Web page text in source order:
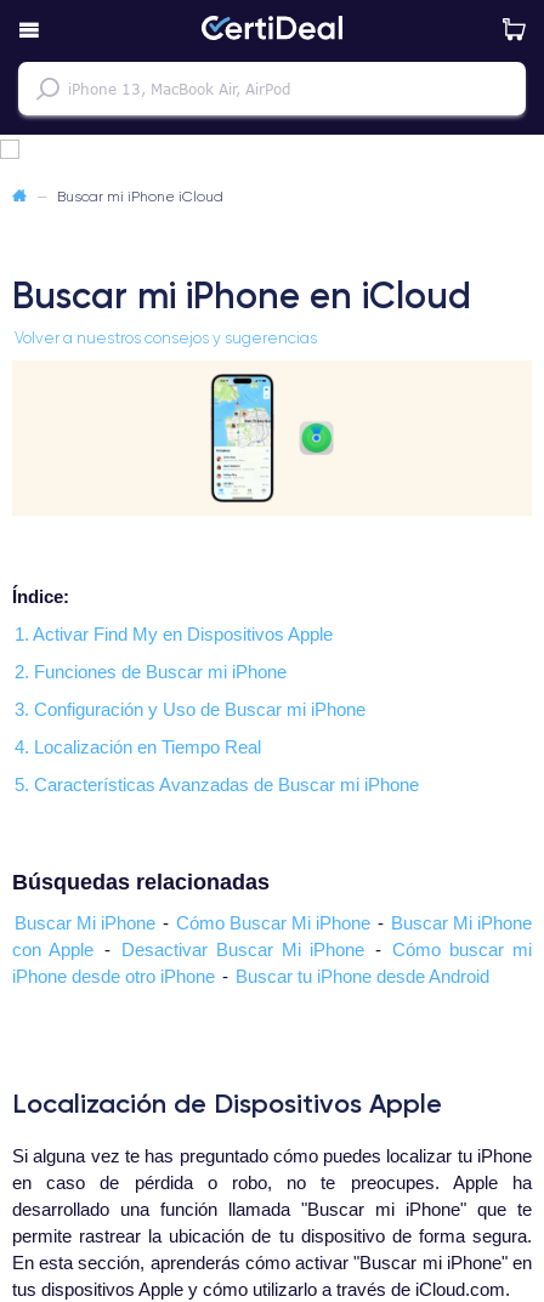
— Buscar mi iPhone iCloud
Buscar mi iPhone en iCloud
Volver a nuestros consejos y sugerencias
Índice:
1. Activar Find My en Dispositivos Apple
2. Funciones de Buscar mi iPhone
3. Configuración y Uso de Buscar mi iPhone
4. Localización en Tiempo Real
5. Características Avanzadas de Buscar mi iPhone
Búsquedas relacionadas
Buscar Mi iPhone - Cómo Buscar Mi iPhone - Buscar Mi iPhone
con Apple - Desactivar Buscar Mi iPhone - Cómo buscar mi
iPhone desde otro iPhone - Buscar tu iPhone desde Android
Localización de Dispositivos Apple
Si alguna vez te has preguntado cómo puedes localizar tu iPhone
en caso de pérdida o robo, no te preocupes. Apple ha
desarrollado una función llamada "Buscar mi iPhone" que te
permite rastrear la ubicación de tu dispositivo de forma segura.
En esta sección, aprenderás cómo activar "Buscar mi iPhone" en
tus dispositivos Apple y cómo utilizarlo a través de iCloud.com.